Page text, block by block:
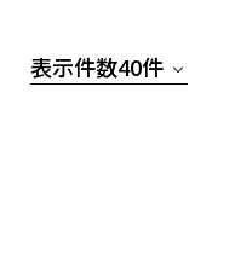
表示件数40件